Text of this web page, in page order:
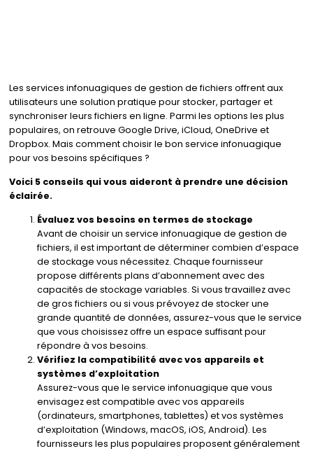
Les services infonuagiques de gestion de fichiers offrent aux
utilisateurs une solution pratique pour stocker, partager et
synchroniser leurs fichiers en ligne. Parmi les options les plus
populaires, on retrouve Google Drive, iCloud, OneDrive et
Dropbox. Mais comment choisir le bon service infonuagique
pour vos besoins spécifiques ?
Voici 5 conseils qui vous aideront à prendre une décision
éclairée.
Évaluez vos besoins en termes de stockage
Avant de choisir un service infonuagique de gestion de
fichiers, il est important de déterminer combien d’espace
de stockage vous nécessitez. Chaque fournisseur
propose différents plans d’abonnement avec des
capacités de stockage variables. Si vous travaillez avec
de gros fichiers ou si vous prévoyez de stocker une
grande quantité de données, assurez-vous que le service
que vous choisissez offre un espace suffisant pour
répondre à vos besoins.
Vérifiez la compatibilité avec vos appareils et
systèmes d’exploitation
Assurez-vous que le service infonuagique que vous
envisagez est compatible avec vos appareils
(ordinateurs, smartphones, tablettes) et vos systèmes
d’exploitation (Windows, macOS, iOS, Android). Les
fournisseurs les plus populaires proposent généralement